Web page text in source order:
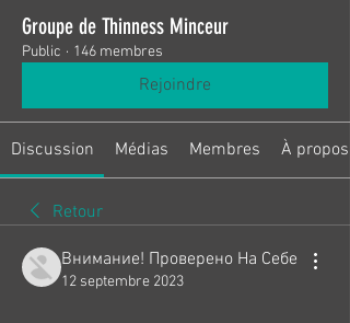
Groupe de Thinness Minceur
Public · 146 membres
Rejoindre
Discussion Médias Membres À propos
Retour
Внимание! Проверено На Себе
12 septembre 2023